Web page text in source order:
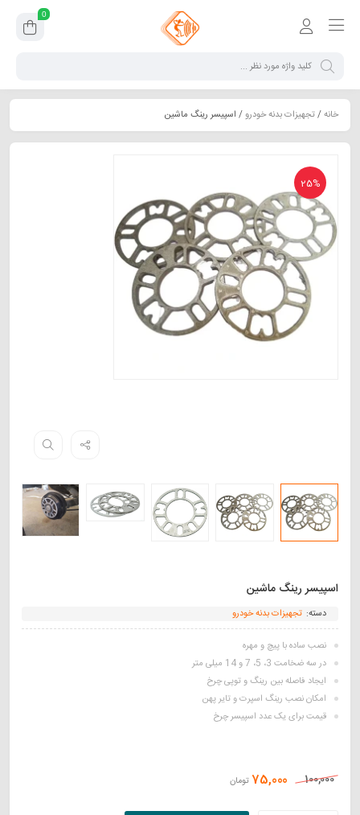
0
خانه/تجهیزات بدنه خودرو/ اسپیسر رینگ ماشین
25%
اسپیسر رینگ ماشین
دسته: تجهیزات بدنه خودرو
نصب ساده با پیچ و مهره
در سه ضخامت 3، 5، 7 و 14 میلی متر
ایجاد فاصله بین رینگ و توپی چرخ
امکان نصب رینگ اسپرت و تایر پهن
قیمت برای یک عدد اسپیسر چرخ
100,000
75,000 تومان